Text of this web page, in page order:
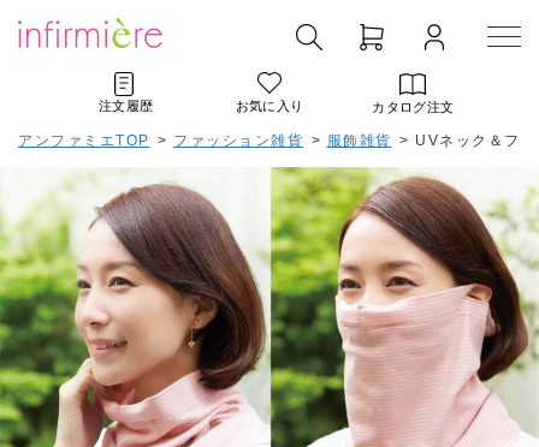
注文履歴 お気に入り カタログ注文
アンファミエTOP > ファッション雑貨 > 服飾雑貨 > UVネック＆フ